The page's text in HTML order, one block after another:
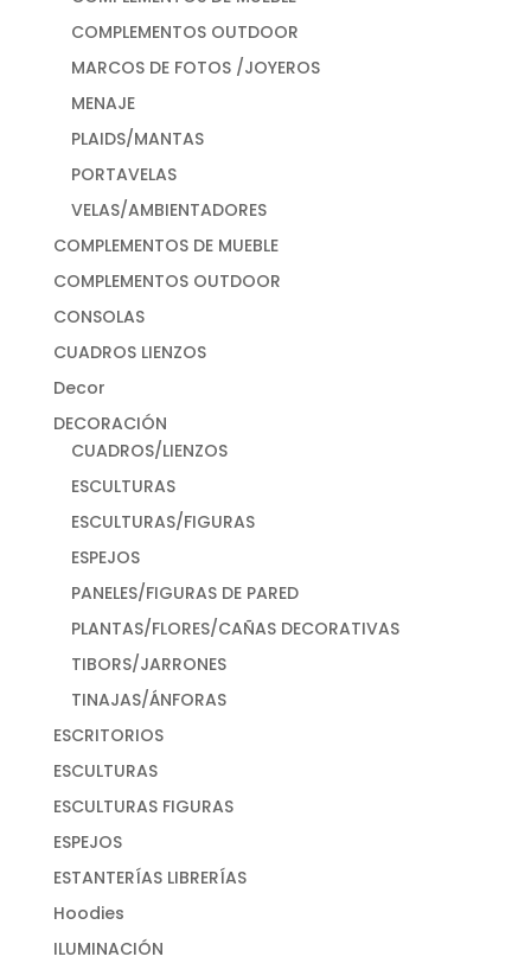
COMPLEMENTOS OUTDOOR
MARCOS DE FOTOS /JOYEROS
MENAJE
PLAIDS/MANTAS
PORTAVELAS
VELAS/AMBIENTADORES
COMPLEMENTOS DE MUEBLE
COMPLEMENTOS OUTDOOR
CONSOLAS
CUADROS LIENZOS
Decor
DECORACIÓN
CUADROS/LIENZOS
ESCULTURAS
ESCULTURAS/FIGURAS
ESPEJOS
PANELES/FIGURAS DE PARED
PLANTAS/FLORES/CAÑAS DECORATIVAS
TIBORS/JARRONES
TINAJAS/ÁNFORAS
ESCRITORIOS
ESCULTURAS
ESCULTURAS FIGURAS
ESPEJOS
ESTANTERÍAS LIBRERÍAS
Hoodies
ILUMINACIÓN